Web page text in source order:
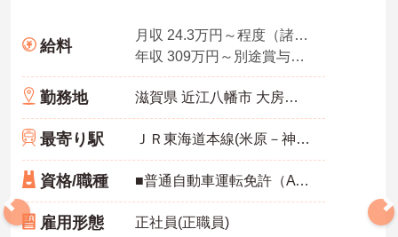
給料
月収 24.3万円～程度（諸手当込み）
年収 309万円～別途賞与付与
勤務地 滋賀県 近江八幡市 大房町1002-1
最寄り駅 ＪＲ東海道本線(米原－神戸)「近江八幡駅」バス・車6分
資格/職種 ■普通自動車運転免許（AT限定）
雇用形態 正社員(正職員)